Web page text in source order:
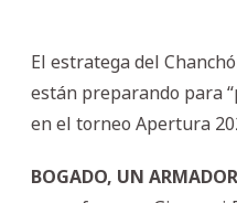
El estratega del
están preparando para
en el torneo Apertura
BOGADO, UN